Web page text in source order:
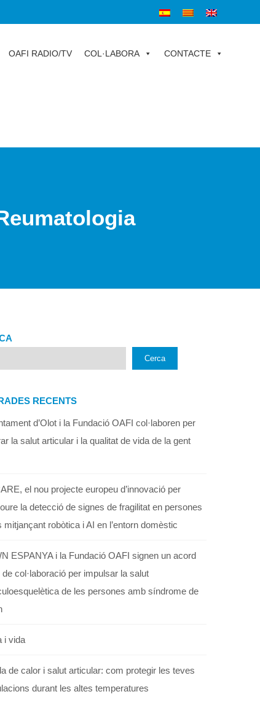
OAFI RADIO/TV COL·LABORA CONTACTE
Cerca
RECENTS
d’Olot i la Fundació OAFI col·laboren per
la salut articular i la qualitat de vida de la gent
el nou projecte europeu d’innovació per
la detecció de signes de fragilitat en persones
mitjançant robòtica i AI en l’entorn domèstic
ESPANYA i la Fundació OAFI signen un acord
col·laboració per impulsar la salut
de les persones amb síndrome de
i vida
de calor i salut articular: com protegir les teves
durant les altes temperatures